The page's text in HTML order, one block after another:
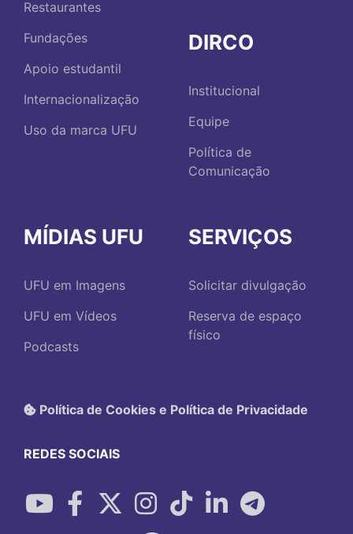
Restaurantes
Fundações
Apoio estudantil
Internacionalização
Uso da marca UFU
DIRCO
Institucional
Equipe
Política de
Comunicação
MÍDIAS UFU
UFU em Imagens
UFU em Vídeos
Podcasts
SERVIÇOS
Solicitar divulgação
Reserva de espaço
físico
Política de Cookies e Política de Privacidade
REDES SOCIAIS